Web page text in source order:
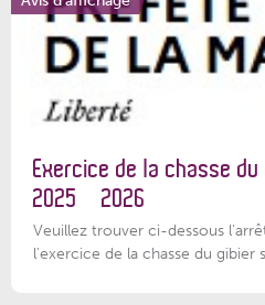
Exercice de la chasse
2025 – 2026
Veuillez trouver ci-dessous
l'exercice de la chasse du gibier